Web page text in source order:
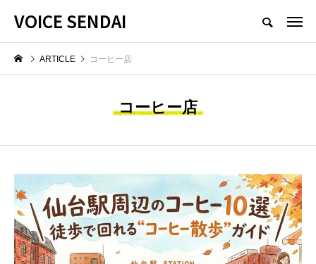
VOICE SENDAI
ARTICLE コーヒー店
コーヒー店